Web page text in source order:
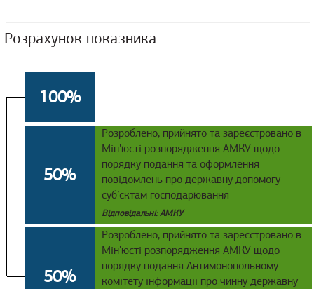
Розрахунок показника
100%
50%
Розроблено, прийнято та зареєстровано в
Мін'юсті розпорядження АМКУ щодо
порядку подання та оформлення
повідомлень про державну допомогу
суб’єктам господарювання
Відповідальні: АМКУ
50%
Розроблено, прийнято та зареєстровано в
Мін'юсті розпорядження АМКУ щодо
порядку подання Антимонопольному
комітету інформації про чинну державну